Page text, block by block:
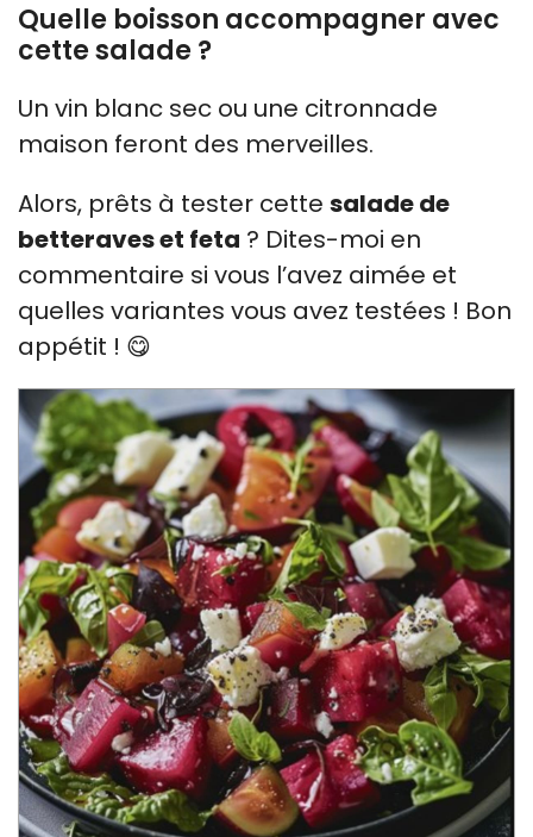
Quelle boisson accompagner avec
cette salade ?
Un vin blanc sec ou une citronnade
maison feront des merveilles.
Alors, prêts à tester cette salade de
betteraves et feta ? Dites-moi en
commentaire si vous l’avez aimée et
quelles variantes vous avez testées ! Bon
appétit ! 😋